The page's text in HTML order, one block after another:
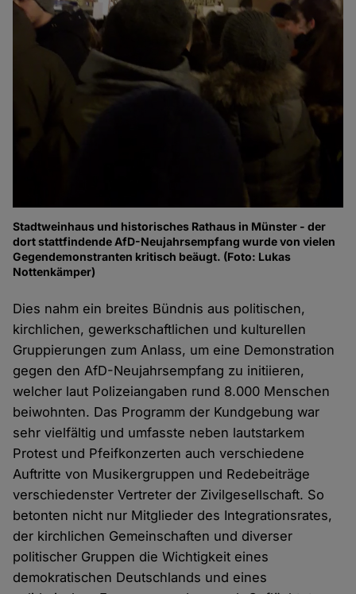
Stadtweinhaus und historisches Rathaus in Münster - der
dort stattfindende AfD-Neujahrsempfang wurde von vielen
Gegendemonstranten kritisch beäugt. (Foto: Lukas
Nottenkämper)
Dies nahm ein breites Bündnis aus politischen,
kirchlichen, gewerkschaftlichen und kulturellen
Gruppierungen zum Anlass, um eine Demonstration
gegen den AfD-Neujahrsempfang zu initiieren,
welcher laut Polizeiangaben rund 8.000 Menschen
beiwohnten. Das Programm der Kundgebung war
sehr vielfältig und umfasste neben lautstarkem
Protest und Pfeifkonzerten auch verschiedene
Auftritte von Musikergruppen und Redebeiträge
verschiedenster Vertreter der Zivilgesellschaft. So
betonten nicht nur Mitglieder des Integrationsrates,
der kirchlichen Gemeinschaften und diverser
politischer Gruppen die Wichtigkeit eines
demokratischen Deutschlands und eines